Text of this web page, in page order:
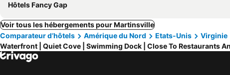
Hôtels Fancy Gap
Voir tous les hébergements pour Martinsville
Comparateur d’hôtels
Amérique du Nord Etats-Unis Virginie
Waterfront | Quiet Cove | Swimming Dock | Close To Restaurants